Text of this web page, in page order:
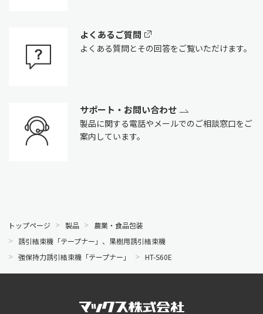
よくあるご質問
よくある質問とその回答をご覧いただけます。
サポート・お問い合わせ
製品に関する電話やメールでのご相談窓口をご
案内しています。
トップページ 製品
農業・食品包装
誘引結束機「テープナー」、果樹用誘引結束機
強保持力誘引結束機「テープナー」
HT-S60E